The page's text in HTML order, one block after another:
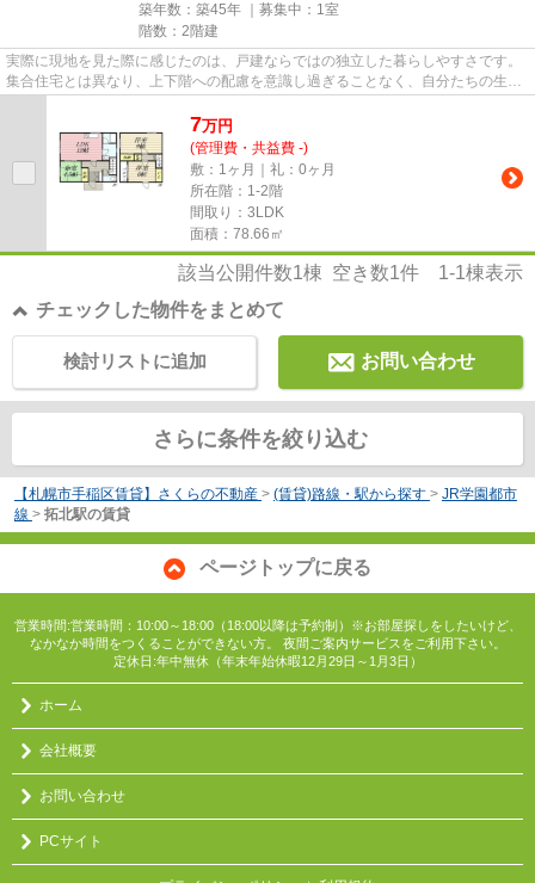
築年数：築45年 ｜募集中： 1室
階数：2階建
実際に現地を見た際に感じたのは、戸建ならではの独立した暮らしやすさです。
集合住宅とは異なり、上下階への配慮を意識し過ぎることなく、自分たちの生活
7万円
(管理費・共益費 -)
敷：1ヶ月｜礼：0ヶ月
所在階：1-2階
間取り：3LDK
面積：78.66㎡
該当公開件数1棟 空き数1件 1-1棟表示
チェックした物件をまとめて
お問い合わせ
検討リストに追加
さらに条件を絞り込む
【札幌市手稲区賃貸】さくらの不動産 > (賃貸)路線・駅から探す > JR学園都市
線 > 拓北駅の賃貸
ページトップに戻る
営業時間:営業時間：10:00～18:00（18:00以降は予約制）※お部屋探しをしたいけど、
なかなか時間をつくることができない方。 夜間ご案内サービスをご利用下さい。
定休日:年中無休（年末年始休暇12月29日～1月3日）
ホーム
会社概要
お問い合わせ
PCサイト